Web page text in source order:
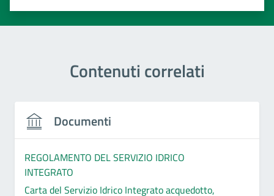
Valuta 5 stelle su 5
Valuta 4 stelle su 5
Valuta 3 stelle su 5
Valuta 2 stelle su 5
Valuta 1 stelle su 5
Contenuti correlati
Documenti
REGOLAMENTO DEL SERVIZIO IDRICO
INTEGRATO
Carta del Servizio Idrico Integrato acquedotto,